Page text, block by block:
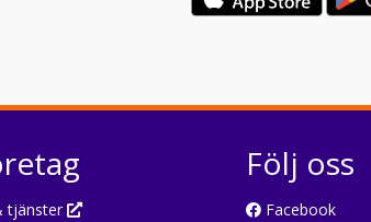
tjänster
Följ oss
Facebook